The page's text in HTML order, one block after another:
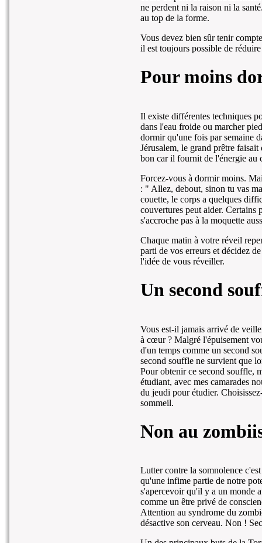
ne perdent ni la raison ni la
au top de la forme.
Vous devez bien sûr tenir
il est toujours possible de
Pour moins
Il existe différentes techniques
dans l'eau froide ou marcher
dormir qu'une fois par semaine
Jérusalem, le grand prêtre
bon car il fournit de l'énergie au
Forcez-vous à dormir moins.
: " Allez, debout, sinon tu vas
couette, le corps a quelques
couvertures peut aider. Certains
s'accroche pas à la moquette
Chaque matin à votre réveil
parti de vos erreurs et décidez
l'idée de vous réveiller.
Un second
Vous est-il jamais arrivé de
à cœur ? Malgré l'épuisement
d'un temps comme un second
second souffle ne survient que
Pour obtenir ce second souffle,
étudiant, avec mes camarades
du jeudi pour étudier.
sommeil.
Non au
Lutter contre la somnolence
qu'une infime partie de notre
s'apercevoir qu'il y a un monde
comme un être privé de
Attention au syndrome du
désactive son cerveau. Non !